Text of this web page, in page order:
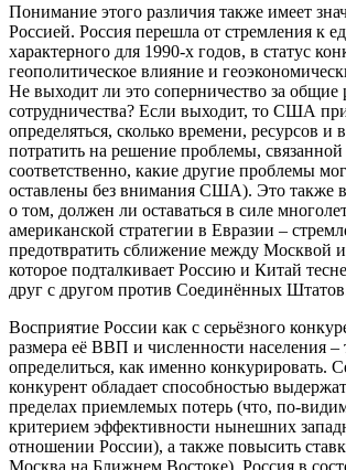
Понимание этого различия также имеет
Россией. Россия перешла от стремления к
характерного для 1990-х годов, в статус
геополитическое влияние и
Не выходит ли это соперничество за общие
сотрудничества? Если выходит, то США
определяться, сколько времени, ресурсов и
потратить на решение проблемы,
соответственно, какие другие проблемы
оставлены без внимания США). Это также
о том, должен ли оставаться в силе
американской стратегии в Евразии –
предотвратить сближение между Москвой
которое подталкивает Россию и Китай
друг с другом против Соединённых
Восприятие России как с серьёзного
размера её ВВП и численности населения –
определиться, как именно конкурировать.
конкурент обладает способностью
пределах приемлемых потерь (что, по-
критерием эффективности нынешних
отношении России), а также повысить
Москва на Ближнем Востоке). Россия в